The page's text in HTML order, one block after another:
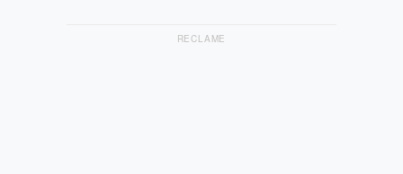
RECLAME